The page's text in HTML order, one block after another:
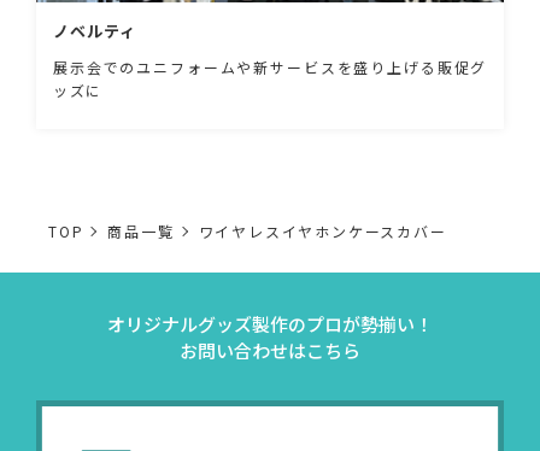
ノベルティ
展示会でのユニフォームや新サービスを盛り上げる販促グ
ッズに
TOP 商品一覧 ワイヤレスイヤホンケースカバー
オリジナルグッズ製作のプロが勢揃い！
お問い合わせはこちら